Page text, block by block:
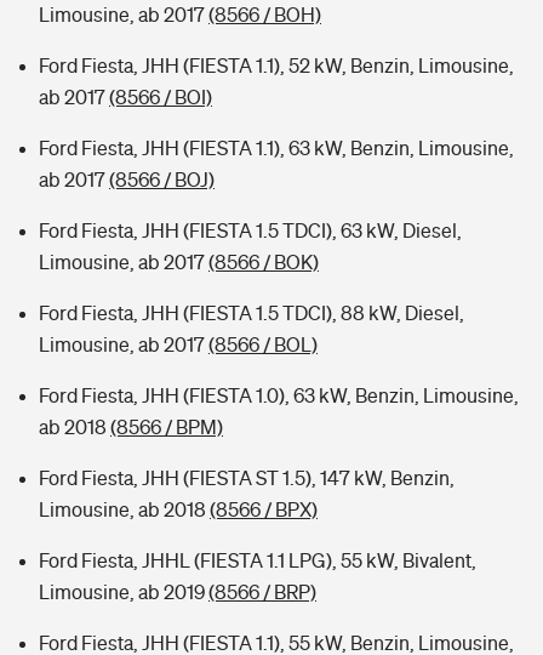
Limousine, ab 2017(8566 / BOH)
Ford Fiesta, JHH (FIESTA 1.1), 52 kW, Benzin, Limousine,
ab 2017(8566 / BOI)
Ford Fiesta, JHH (FIESTA 1.1), 63 kW, Benzin, Limousine,
ab 2017(8566 / BOJ)
Ford Fiesta, JHH (FIESTA 1.5 TDCI), 63 kW, Diesel,
Limousine, ab 2017(8566 / BOK)
Ford Fiesta, JHH (FIESTA 1.5 TDCI), 88 kW, Diesel,
Limousine, ab 2017(8566 / BOL)
Ford Fiesta, JHH (FIESTA 1.0), 63 kW, Benzin, Limousine,
ab 2018 (8566 / BPM)
Ford Fiesta, JHH (FIESTA ST 1.5), 147 kW, Benzin,
Limousine, ab 2018 (8566 / BPX)
Ford Fiesta, JHHL (FIESTA 1.1 LPG), 55 kW, Bivalent,
Limousine, ab 2019(8566 / BRP)
Ford Fiesta, JHH (FIESTA 1.1), 55 kW, Benzin, Limousine,